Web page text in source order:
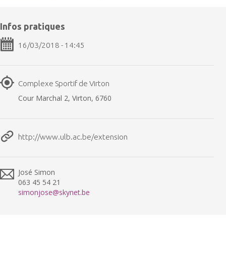
Infos pratiques
16/03/2018 - 14:45
Complexe Sportif de Virton
Cour Marchal 2, Virton, 6760
http://www.ulb.ac.be/extension
José Simon
063 45 54 21
simonjose@skynet.be